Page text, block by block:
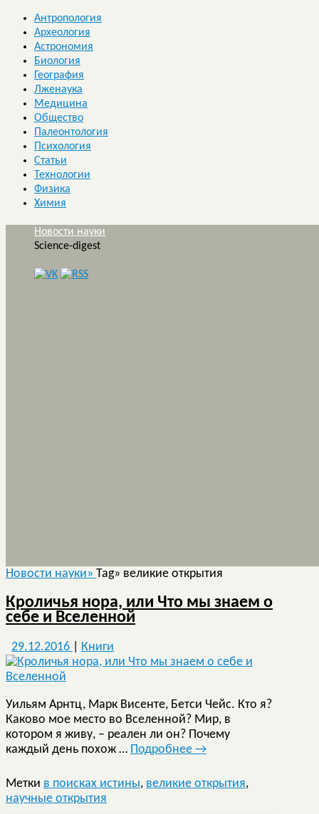
Антропология
Археология
Астрономия
Биология
География
Лженаука
Медицина
Общество
Палеонтология
Психология
Статьи
Технологии
Физика
Химия
Новости науки
Science-digest
Новости науки» Tag» великие открытия
Кроличья нора, или Что мы знаем о
себе и Вселенной
29.12.2016 Книги
Уильям Арнтц, Марк Висенте, Бетси Чейс. Кто я?
Каково мое место во Вселенной? Мир, в
котором я живу, – реален ли он? Почему
каждый день похож … Подробнее →
Метки в поисках истины, великие открытия,
научные открытия